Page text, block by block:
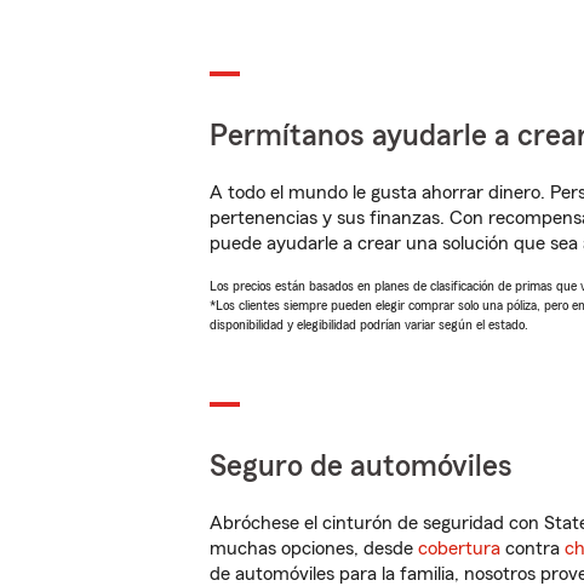
Permítanos ayudarle a
A todo el mundo le gusta ahorrar dinero.
pertenencias y sus finanzas. Con
puede ayudarle a crear una solución que
Los precios están basados en planes de clasificación de primas
*Los clientes siempre pueden elegir comprar solo una póliza, pero
disponibilidad y elegibilidad podrían variar según el estado.
Seguro de automóviles
Abróchese el cinturón de seguridad con
muchas opciones, desde cobertura contra
de automóviles para la familia, nosotros